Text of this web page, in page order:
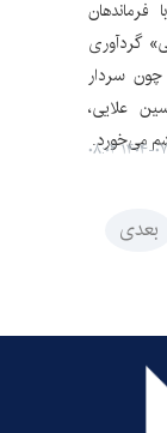
فرماندهان
گردآوری
سردار
علایی،
می‌خورد.
۰۶ ۰۸:۰۲
بعدی